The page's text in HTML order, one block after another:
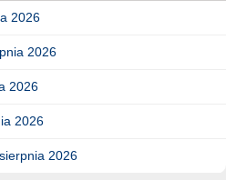
2026
2026
2026
2026
2026